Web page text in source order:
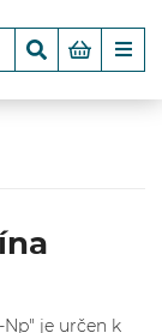
je určen k